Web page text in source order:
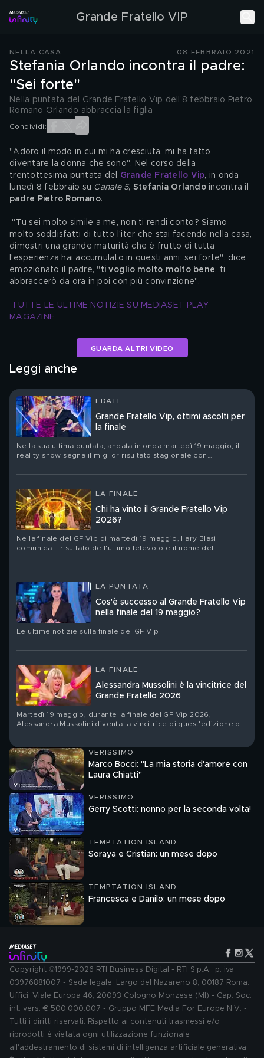
Grande Fratello VIP
NELLA CASA 08 FEBBRAIO 2021
Stefania Orlando incontra il padre:
"Sei forte"
Nella puntata del Grande Fratello Vip dell'8 febbraio Pietro
Romano Orlando abbraccia la figlia
Condividi:
"Adoro il modo in cui mi ha cresciuta, mi ha fatto
diventare la donna che sono". Nel corso della
trentottesima puntata del
Grande Fratello Vip, in onda
lunedì 8 febbraio su Canale 5, Stefania Orlando incontra il
padre Pietro Romano.
molto soddisfatti di tutto l'iter che stai facendo nella casa,
dimostri una grande maturità che è frutto di tutta
l'esperienza hai accumulato in questi anni: sei forte", dice
emozionato il padre, " ti voglio molto molto bene, ti
abbraccerò da ora in poi con più convinzione".
TUTTE LE ULTIME NOTIZIE SU MEDIASET PLAY
MAGAZINE
GUARDA ALTRI VIDEO
Leggi anche
I DATI
Grande Fratello Vip, ottimi ascolti per
la finale
Nella sua ultima puntata, andata in onda martedì 19 maggio, il
reality show segna il miglior risultato stagionale con
LA FINALE
Chi ha vinto il Grande Fratello Vip
2026?
Nella finale del GF Vip di martedì 19 maggio, Ilary Blasi
comunica il risultato dell'ultimo televoto e il nome del
LA PUNTATA
Cos'è successo al Grande Fratello Vip
nella finale del 19 maggio?
Le ultime notizie sulla finale del GF Vip
LA FINALE
Alessandra Mussolini è la vincitrice del
Grande Fratello 2026
Martedì 19 maggio, durante la finale del GF Vip 2026,
Alessandra Mussolini diventa la vincitrice di quest'edizione del
VERISSIMO
Marco Bocci: "La mia storia d'amore con
Laura Chiatti"
VERISSIMO
Gerry Scotti: nonno per la seconda volta!
TEMPTATION ISLAND
Soraya e Cristian: un mese dopo
TEMPTATION ISLAND
Francesca e Danilo: un mese dopo
Copyright ©1999-2026 RTI Business Digital - RTI S.p.A.: p. iva
03976881007 - Sede legale: Largo del Nazareno 8, 00187 Roma.
Uffici: Viale Europa 46, 20093 Cologno Monzese (MI) - Cap. Soc.
int. vers. € 500.000.007 - Gruppo MFE Media For Europe N.V. -
Tutti i diritti riservati. Rispetto ai contenuti trasmessi e/o
riprodotti è vietata ogni utilizzazione funzionale
all'addestramento di sistemi di intelligenza artificiale generativa.